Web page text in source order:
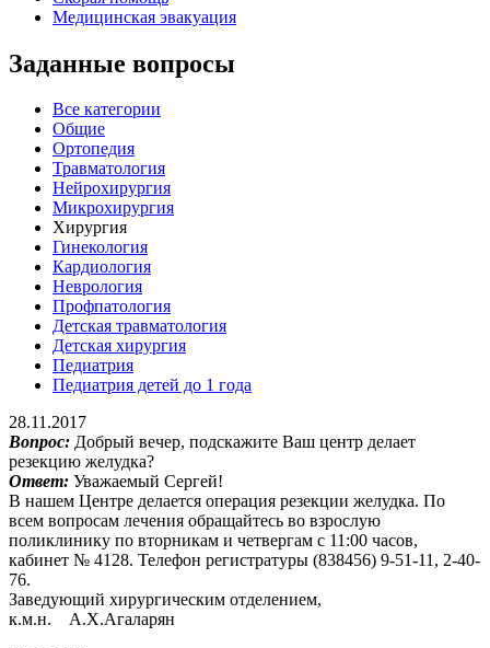
Медицинская эвакуация
Заданные вопросы
Все категории
Общие
Ортопедия
Травматология
Нейрохирургия
Микрохирургия
Хирургия
Гинекология
Кардиология
Неврология
Профпатология
Детская травматология
Детская хирургия
Педиатрия
Педиатрия детей до 1 года
28.11.2017
Вопрос: Добрый вечер, подскажите Ваш центр делает
резекцию желудка?
Ответ: Уважаемый Сергей!
В нашем Центре делается операция резекции желудка. По
всем вопросам лечения обращайтесь во взрослую
поликлинику по вторникам и четвергам с 11:00 часов,
кабинет № 4128. Телефон регистратуры (838456) 9-51-11, 2-40-
76.
Заведующий хирургическим отделением,
к.м.н. А.Х.Агаларян